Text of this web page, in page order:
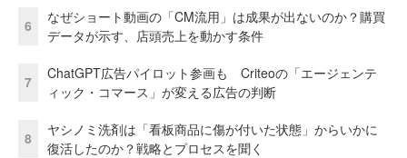
6
なぜショート動画の「CM流用」は成果が出ないのか？購買
データが示す、店頭売上を動かす条件
7
ChatGPT広告パイロット参画も Criteoの「エージェンテ
ィック・コマース」が変える広告の判断
8
ヤシノミ洗剤は「看板商品に傷が付いた状態」からいかに
復活したのか？戦略とプロセスを聞く